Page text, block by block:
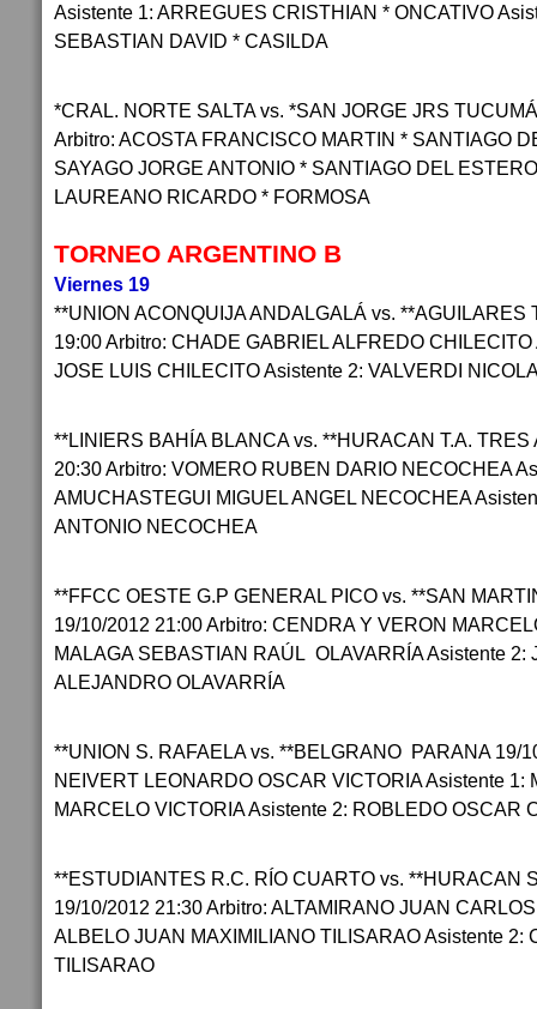
Asistente 1: ARREGUES CRISTHIAN * ONCATIVO
SEBASTIAN DAVID * CASILDA
*CRAL. NORTE SALTA vs. *SAN JORGE JRS
Arbitro: ACOSTA FRANCISCO MARTIN * SANTIAGO
SAYAGO JORGE ANTONIO * SANTIAGO DEL
LAUREANO RICARDO * FORMOSA
TORNEO ARGENTINO B
Viernes 19
**UNION ACONQUIJA ANDALGALÁ vs. **AGUILARES
19:00 Arbitro: CHADE GABRIEL ALFREDO
JOSE LUIS CHILECITO Asistente 2: VALVERDI
**LINIERS BAHÍA BLANCA vs. **HURACAN T.A.
20:30 Arbitro: VOMERO RUBEN DARIO NECOCHEA
AMUCHASTEGUI MIGUEL ANGEL NECOCHEA
ANTONIO NECOCHEA
**FFCC OESTE G.P GENERAL PICO vs. **SAN
19/10/2012 21:00 Arbitro: CENDRA Y VERON
MALAGA SEBASTIAN RAÚL OLAVARRÍA Asistente 2:
ALEJANDRO OLAVARRÍA
**UNION S. RAFAELA vs. **BELGRANO PARANA 19/
NEIVERT LEONARDO OSCAR VICTORIA Asistente 1:
MARCELO VICTORIA Asistente 2: ROBLEDO OSCAR
**ESTUDIANTES R.C. RÍO CUARTO vs. **HURACAN
19/10/2012 21:30 Arbitro: ALTAMIRANO JUAN
ALBELO JUAN MAXIMILIANO TILISARAO Asistente 2:
TILISARAO